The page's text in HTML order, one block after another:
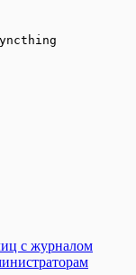
с журналом